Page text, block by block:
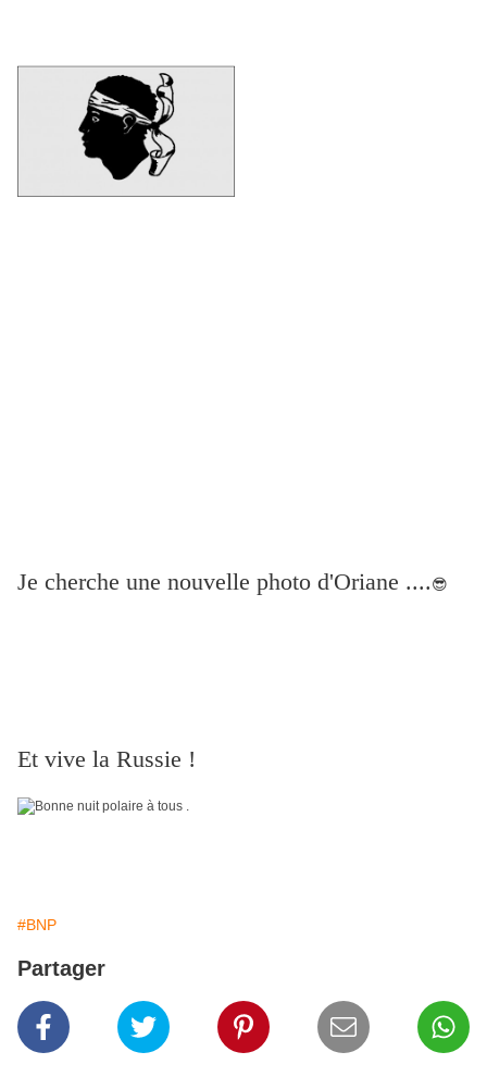
Je cherche une nouvelle photo d'Oriane ....😎
Et vive la Russie !
#BNP
Partager